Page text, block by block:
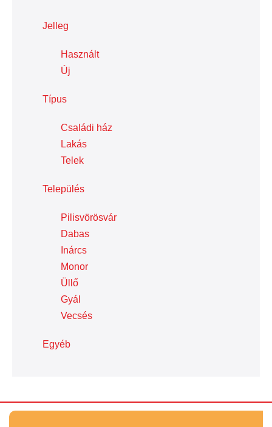
Jelleg
Használt
Új
Típus
Családi ház
Lakás
Telek
Település
Pilisvörösvár
Dabas
Inárcs
Monor
Üllő
Gyál
Vecsés
Egyéb